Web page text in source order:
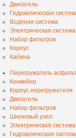
Двигатель
Гидравлическая
Водяная система
Электрическая система
Набор фильтров
Корпус
Кабина
Перегружатель
Конвейер
Корпус перегружателя
Двигатель
Набор фильтров
Шнековый узел
Электрическая система
Гидравлическая